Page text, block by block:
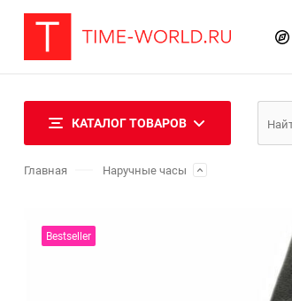
КАТАЛОГ ТОВАРОВ
Главная Наручные часы
Bestseller